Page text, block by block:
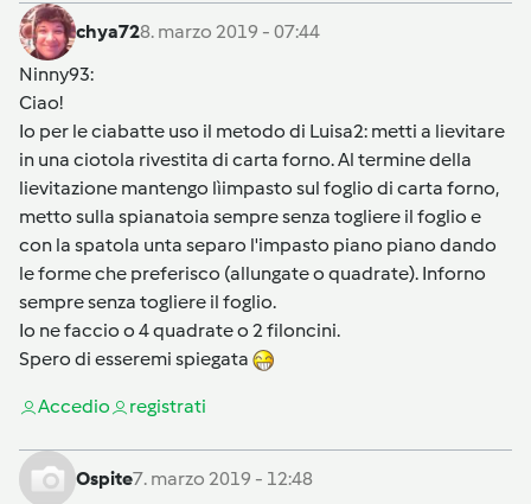
chya728. marzo 2019 - 07:44
Ninny93:
Ciao!
Io per le ciabatte uso il metodo di Luisa2: metti a lievitare
in una ciotola rivestita di carta forno. Al termine della
lievitazione mantengo lìimpasto sul foglio di carta forno,
metto sulla spianatoia sempre senza togliere il foglio e
con la spatola unta separo l'impasto piano piano dando
le forme che preferisco (allungate o quadrate). Inforno
sempre senza togliere il foglio.
Io ne faccio o 4 quadrate o 2 filoncini.
Spero di esseremi spiegata
Accedio registrati
Ospite7. marzo 2019 - 12:48